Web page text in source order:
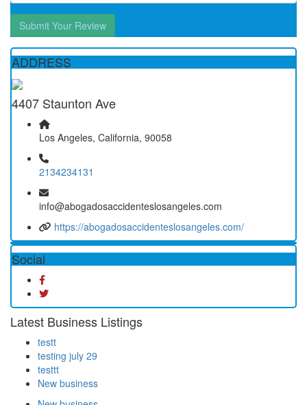
Submit Your Review
ADDRESS
4407 Staunton Ave
Los Angeles, California, 90058
2134234131
info@abogadosaccidenteslosangeles.com
https://abogadosaccidenteslosangeles.com/
Social
Latest Business Listings
testt
testing july 29
testtt
New business